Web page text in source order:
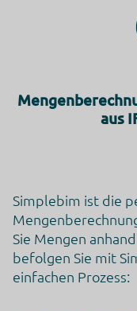
aus
Simplebim ist die
Sie Mengen
befolgen Sie mit
einfachen Prozess: